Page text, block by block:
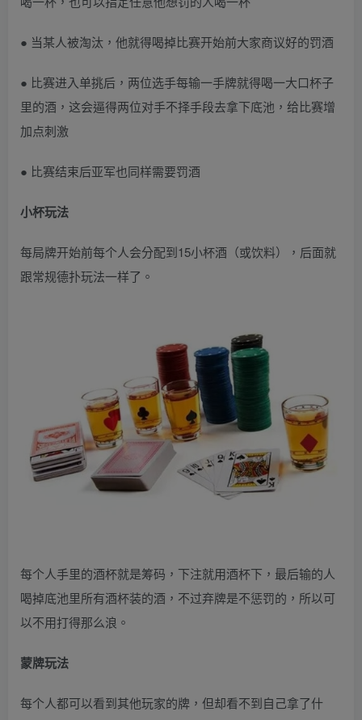
● 当某人被淘汰，他就得喝掉比赛开始前大家商议好的罚酒
● 比赛进入单挑后，两位选手每输一手牌就得喝一大口杯子
里的酒，这会逼得两位对手不择手段去拿下底池，给比赛增
加点刺激
● 比赛结束后亚军也同样需要罚酒
小杯玩法
每局牌开始前每个人会分配到15小杯酒（或饮料），后面就
跟常规德扑玩法一样了。
每个人手里的酒杯就是筹码，下注就用酒杯下，最后输的人
喝掉底池里所有酒杯装的酒，不过弃牌是不惩罚的，所以可
以不用打得那么浪。
蒙牌玩法
每个人都可以看到其他玩家的牌，但却看不到自己拿了什